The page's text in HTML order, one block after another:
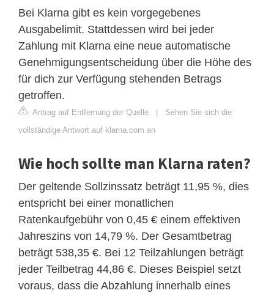
Bei Klarna gibt es kein vorgegebenes
Ausgabelimit. Stattdessen wird bei jeder
Zahlung mit Klarna eine neue automatische
Genehmigungsentscheidung über die Höhe des
für dich zur Verfügung stehenden Betrags
getroffen.
Antrag auf Entfernung der Quelle | Sehen Sie sich die
vollständige Antwort auf klarna.com an
Wie hoch sollte man Klarna raten?
Der geltende Sollzinssatz beträgt 11,95 %, dies
entspricht bei einer monatlichen
Ratenkaufgebühr von 0,45 € einem effektiven
Jahreszins von 14,79 %. Der Gesamtbetrag
beträgt 538,35 €. Bei 12 Teilzahlungen beträgt
jeder Teilbetrag 44,86 €. Dieses Beispiel setzt
voraus, dass die Abzahlung innerhalb eines